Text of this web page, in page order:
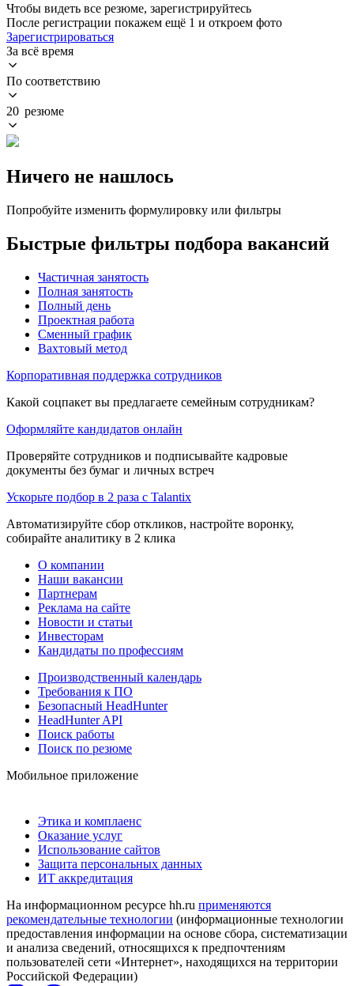
Чтобы видеть все резюме, зарегистрируйтесь
После регистрации покажем ещё 1 и откроем фото
Зарегистрироваться
За всё время
По соответствию
20 резюме
Ничего не нашлось
Попробуйте изменить формулировку или фильтры
Быстрые фильтры подбора вакансий
Частичная занятость
Полная занятость
Полный день
Проектная работа
Сменный график
Вахтовый метод
Корпоративная поддержка сотрудников
Какой соцпакет вы предлагаете семейным сотрудникам?
Оформляйте кандидатов онлайн
Проверяйте сотрудников и подписывайте кадровые
документы без бумаг и личных встреч
Ускорьте подбор в 2 раза с Talantix
Автоматизируйте сбор откликов, настройте воронку,
собирайте аналитику в 2 клика
О компании
Наши вакансии
Партнерам
Реклама на сайте
Новости и статьи
Инвесторам
Кандидаты по профессиям
Производственный календарь
Требования к ПО
Безопасный HeadHunter
HeadHunter API
Поиск работы
Поиск по резюме
Мобильное приложение
Этика и комплаенс
Оказание услуг
Использование сайтов
Защита персональных данных
ИТ аккредитация
На информационном ресурсе hh.ru применяются
рекомендательные технологии (информационные технологии
предоставления информации на основе сбора, систематизации
и анализа сведений, относящихся к предпочтениям
пользователей сети «Интернет», находящихся на территории
Российской Федерации)